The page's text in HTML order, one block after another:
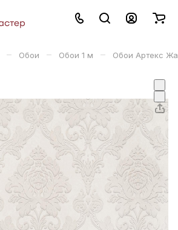
– Обои – Обои 1 м – Обои Артекс